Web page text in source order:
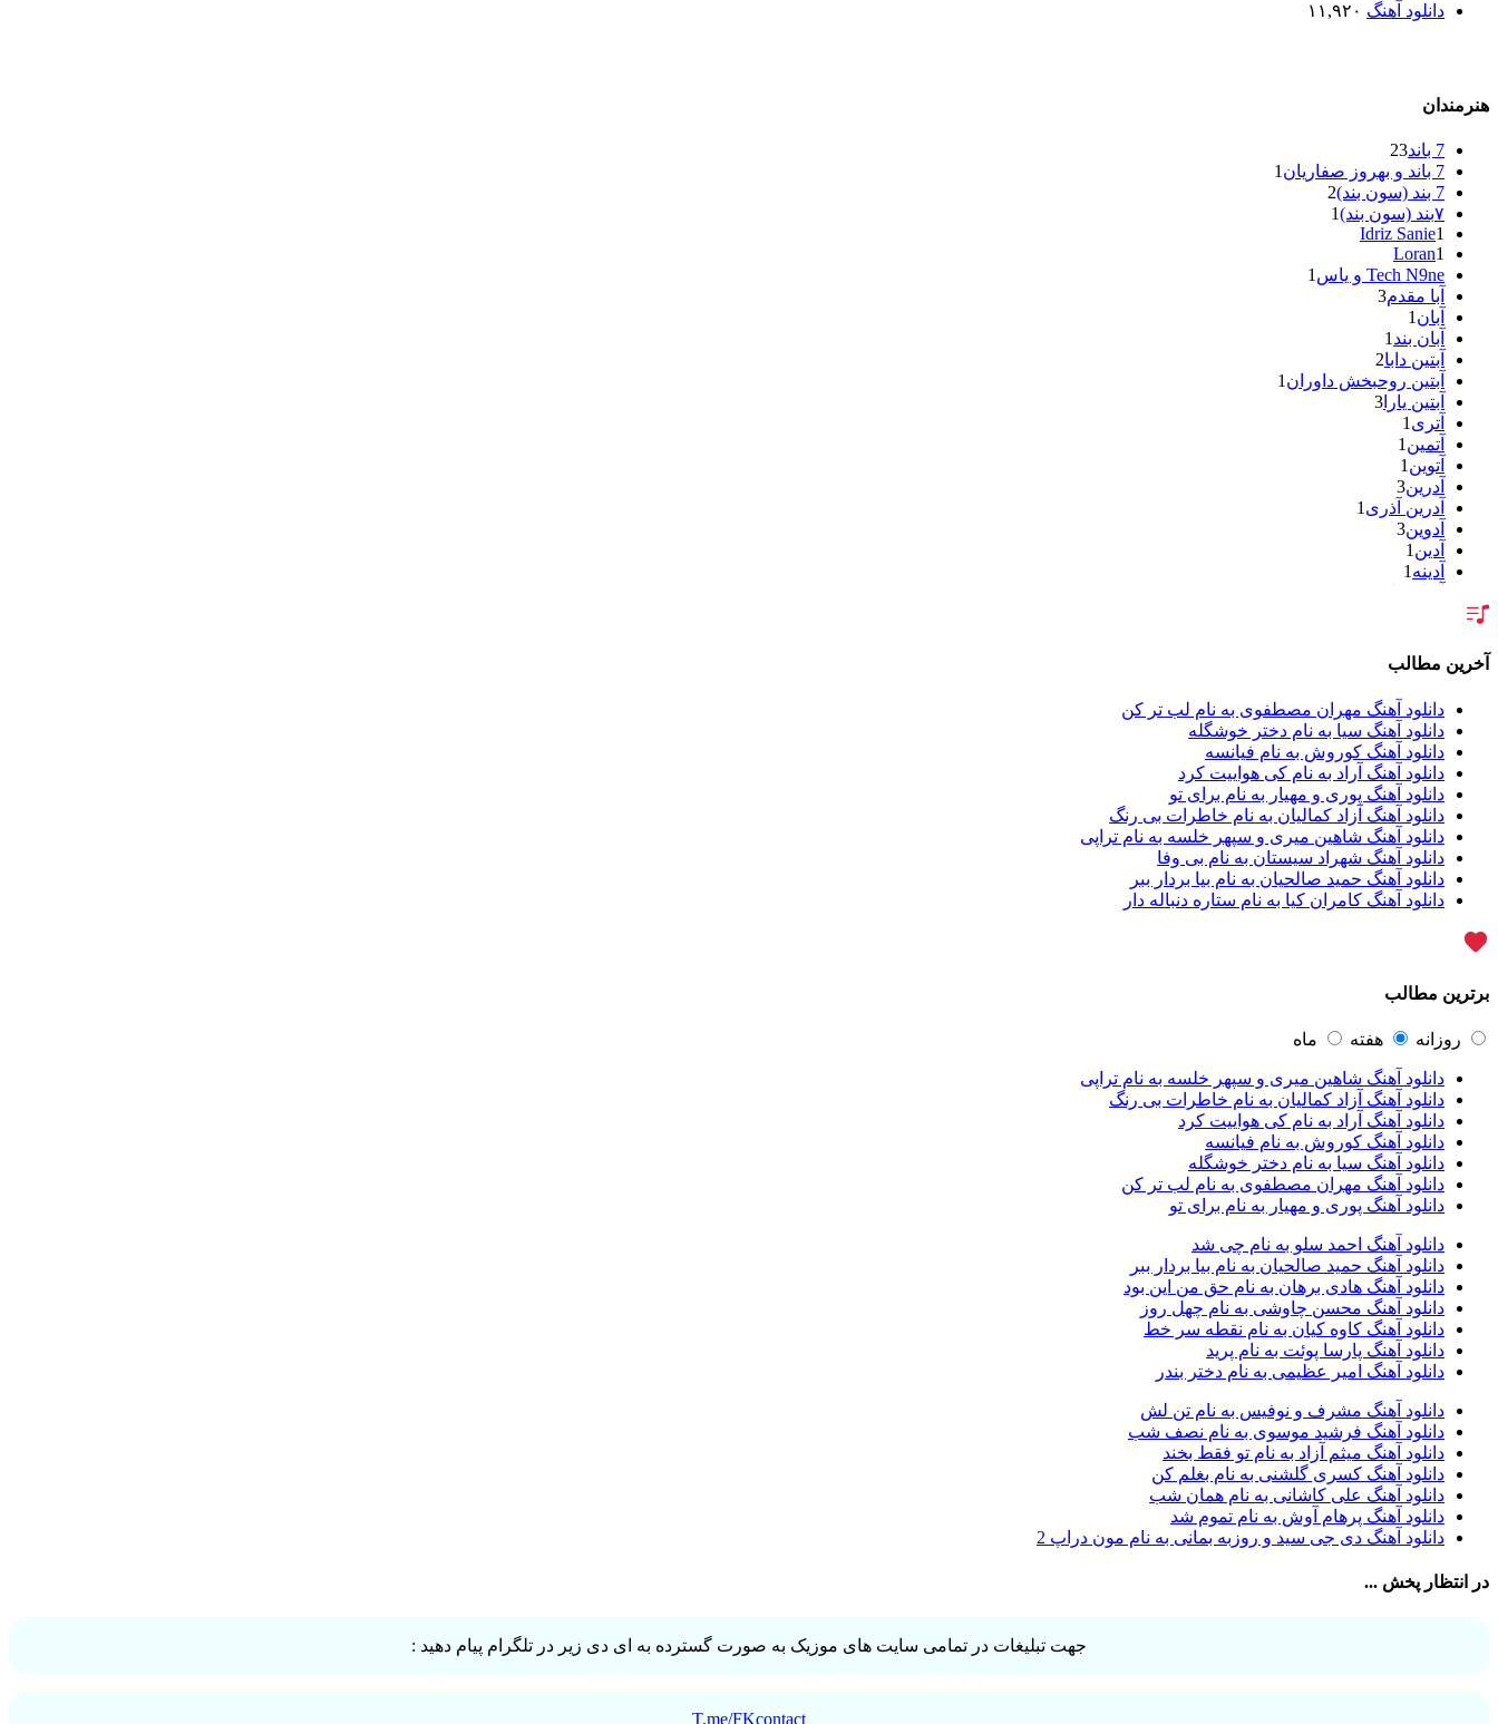
دانلود آهنگ ۱۱,۹۲۰
هنرمندان
7 باند
23
7 باند و بهروز صفاریان
1
7 بند (سون بند)
2
۷بند (سون بند)
1
Idriz Sanie1
Loran1
Tech N9ne و یاس
1
آبا مقدم3
آبان 1
آبان بند 1
آبتین دابا2
آبتین روحبخش داوران 1
آبتین یارا 3
آتری 1
آتمین 1
آتوین 1
آدرین3
آدرین آذری 1
آدوین3
آدین 1
آدینه 1
آراد عباسی
آراز
آراز آرا
آراز المان2
آراز نصیری1
آراکو1
آراکوم3
آران2
آران براتی1
آران براتی و ایمان حمیدی1
آران، مُوِرس و وینتِرس1
آرپژ1
آرتا1
آرتان گادلی
آرتين شاهوران1
آرتین1
آرتین بهادری12
آرتین سلیمانی1
آردا1
آرسام 1
آرسام سالار1
آرسین 2
آرش AP و مسیح
29
آرش آج1
آرش آرام1
آرش ای پی2
آرش تشکری1
آرش جلالی و آقا فرا1
آرش حسینی1
آرش خان احمدی
آرش داوری1
آرش رادان1
آرش رستمى1
آرش شعبانی2
آرش عزیزی1
آرش عنقا1
آرش فرخزاد1
آرش قیصر خواه
آخرین مطالب
دانلود آهنگ مهران مصطفوی به نام لب تر کن
دانلود آهنگ سیا به نام دختر خوشگله
دانلود آهنگ کوروش به نام فیانسه
دانلود آهنگ آراد به نام کی هواییت کرد
دانلود آهنگ پوری و مهیار به نام برای تو
دانلود آهنگ آزاد کمالیان به نام خاطرات بی رنگ
دانلود آهنگ شاهین میری و سپهر خلسه به نام تراپی
دانلود آهنگ شهراد سیستان به نام بی وفا
دانلود آهنگ حمید صالحیان به نام بیا بردار ببر
دانلود آهنگ کامران کیا به نام ستاره دنباله دار
برترین مطالب
روزانه هفته ماه
دانلود آهنگ شاهین میری و سپهر خلسه به نام تراپی
دانلود آهنگ آزاد کمالیان به نام خاطرات بی رنگ
دانلود آهنگ آراد به نام کی هواییت کرد
دانلود آهنگ کوروش به نام فیانسه
دانلود آهنگ سیا به نام دختر خوشگله
دانلود آهنگ مهران مصطفوی به نام لب تر کن
دانلود آهنگ پوری و مهیار به نام برای تو
دانلود آهنگ احمد سلو به نام چی شد
دانلود آهنگ حمید صالحیان به نام بیا بردار ببر
دانلود آهنگ هادی برهان به نام حق من این بود
دانلود آهنگ محسن چاوشی به نام چهل روز
دانلود آهنگ کاوه کیان به نام نقطه سر خط
دانلود آهنگ پارسا پوئت به نام پرید
دانلود آهنگ امیر عظیمی به نام دختر بندر
دانلود آهنگ مشرف و نوفیس به نام تن لش
دانلود آهنگ فرشید موسوی به نام نصف شب
دانلود آهنگ میثم آزاد به نام تو فقط بخند
دانلود آهنگ کسری گلشنی به نام بغلم کن
دانلود آهنگ علی کاشانی به نام همان شب
دانلود آهنگ پرهام آوش به نام تموم شد
دانلود آهنگ دی جی سید و روزبه بمانی به نام مون دراپ 2
در انتظار پخش ...
جهت تبلیغات در تمامی سایت های موزیک به صورت گسترده به ای دی زیر در تلگرام پیام دهید :
T.me/FKcontact